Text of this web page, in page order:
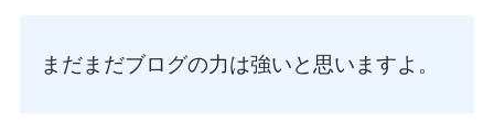
まだまだブログの力は強いと思いますよ。